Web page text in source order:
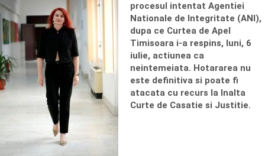
procesul intentat Agentiei
Nationale de Integritate (ANI),
dupa ce Curtea de Apel
Timisoara i-a respins, luni, 6
iulie, actiunea ca
neintemeiata. Hotararea nu
este definitiva si poate fi
atacata cu recurs la Inalta
Curte de Casatie si Justitie.